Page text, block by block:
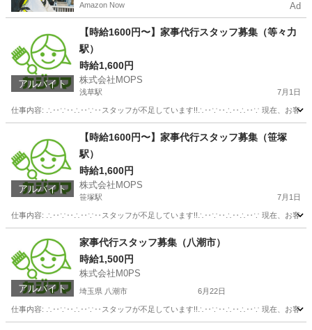
Amazon Now Ad
アルバイト
【時給1600円〜】家事代行スタッフ募集（等々力
駅）
時給1,600円
株式会社MOPS
浅草駅 7月1日
仕事内容: ∴‥∵‥∴‥∵‥スタッフが不足しています!!∴‥∵‥∴‥∴‥∵ 現在、お客様から多
浅草駅 ホームヘルパー スタッフ
アルバイト
【時給1600円〜】家事代行スタッフ募集（笹塚
駅）
時給1,600円
株式会社MOPS
笹塚駅 7月1日
仕事内容: ∴‥∵‥∴‥∵‥スタッフが不足しています!!∴‥∵‥∴‥∴‥∵ 現在、お客様から多
渋谷区 笹塚駅 ホームヘルパー スタッフ
アルバイト
家事代行スタッフ募集（八潮市）
時給1,500円
株式会社M0PS
埼玉県 八潮市 6月22日
仕事内容: ∴‥∵‥∴‥∵‥スタッフが不足しています!!∴‥∵‥∴‥∴‥∵ 現在、お客様から多